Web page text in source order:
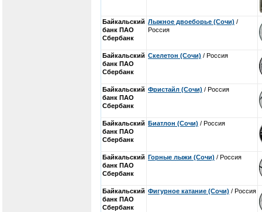
Байкальский
банк ПАО
Сбербанк
Лыжное двоеборье (Сочи) /
Россия
Байкальский
банк ПАО
Сбербанк
Скелетон (Сочи) / Россия
Байкальский
банк ПАО
Сбербанк
Фристайл (Сочи) / Россия
Байкальский
банк ПАО
Сбербанк
Биатлон (Сочи) / Россия
Байкальский
банк ПАО
Сбербанк
Горные лыжи (Сочи) / Россия
Байкальский
банк ПАО
Сбербанк
Фигурное катание (Сочи) / Россия